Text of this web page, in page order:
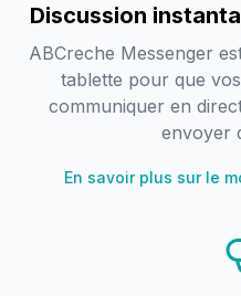
Discussion
ABCreche Messenger
tablette pour que
communiquer en
envoyer
En savoir plus sur le